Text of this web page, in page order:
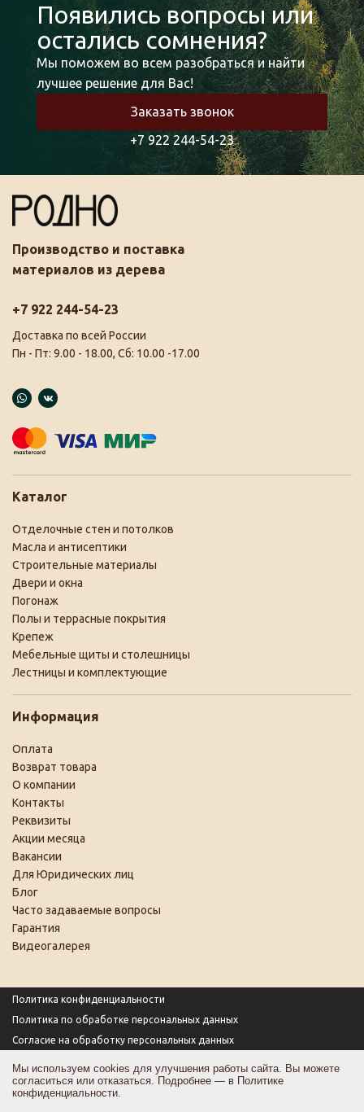
Появились вопросы или
остались сомнения?
Мы поможем во всем разобраться и найти
лучшее решение для Вас!
Заказать звонок
+7 922 244-54-23
Производство и поставка
материалов из дерева
+7 922 244-54-23
Доставка по всей России
Пн - Пт: 9.00 - 18.00, Сб: 10.00 -17.00
Каталог
Отделочные стен и потолков
Масла и антисептики
Строительные материалы
Двери и окна
Погонаж
Полы и террасные покрытия
Крепеж
Мебельные щиты и столешницы
Лестницы и комплектующие
Информация
Оплата
Возврат товара
О компании
Контакты
Реквизиты
Акции месяца
Вакансии
Для Юридических лиц
Блог
Часто задаваемые вопросы
Гарантия
Видеогалерея
Политика конфиденциальности
Политика по обработке персональных данных
Согласие на обработку персональных данных
Согласие на получение рекламы
Оферта
Мы используем cookies для улучшения работы сайта. Вы можете
согласиться или отказаться. Подробнее — в Политике
конфиденциальности.